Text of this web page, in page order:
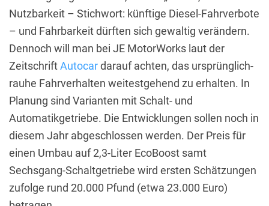
Nutzbarkeit – Stichwort: künftige Diesel-Fahrverbote
– und Fahrbarkeit dürften sich gewaltig verändern.
Dennoch will man bei JE MotorWorks laut der
ZeitschriftAutocardarauf achten, das ursprünglich-
rauhe Fahrverhalten weitestgehend zu erhalten. In
Planung sind Varianten mit Schalt- und
Automatikgetriebe. Die Entwicklungen sollen noch in
diesem Jahr abgeschlossen werden. Der Preis für
einen Umbau auf 2,3-Liter EcoBoost samt
Sechsgang-Schaltgetriebe wird ersten Schätzungen
zufolge rund 20.000 Pfund (etwa 23.000 Euro)